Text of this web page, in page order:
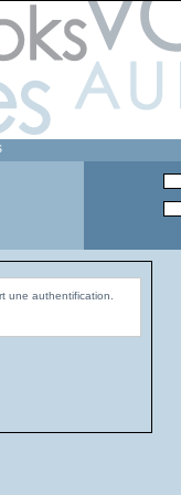
une authentification.